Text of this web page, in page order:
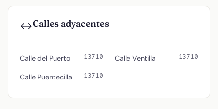
↔️Calles adyacentes
Calle del Puerto 13710
Calle Puentecilla 13710
Calle Ventilla 13710